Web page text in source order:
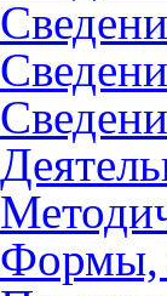
Формы,